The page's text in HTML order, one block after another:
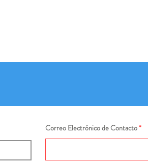
Correo Electrónico de Contacto